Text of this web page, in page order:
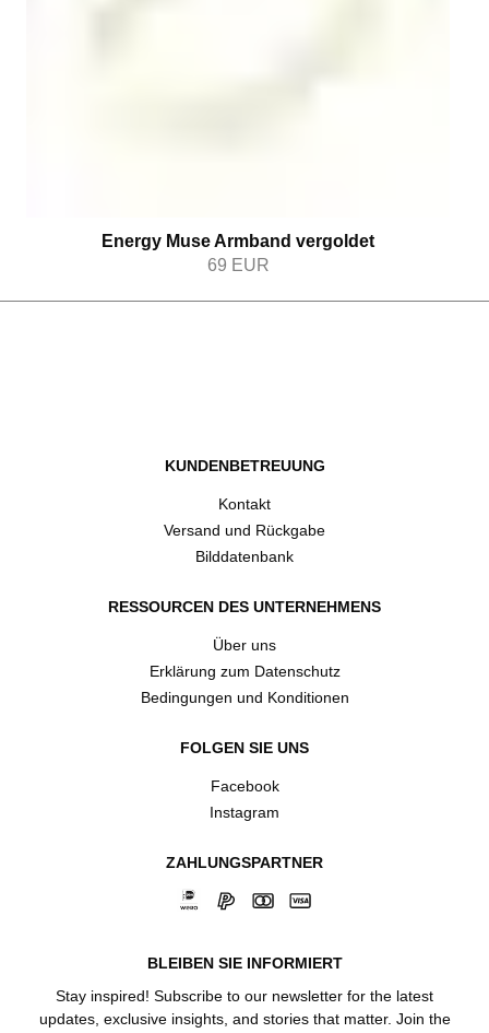
Energy Muse Armband vergoldet
69 EUR
KUNDENBETREUUNG
Kontakt
Versand und Rückgabe
Bilddatenbank
RESSOURCEN DES UNTERNEHMENS
Über uns
Erklärung zum Datenschutz
Bedingungen und Konditionen
FOLGEN SIE UNS
Facebook
Instagram
ZAHLUNGSPARTNER
BLEIBEN SIE INFORMIERT
Stay inspired! Subscribe to our newsletter for the latest
updates, exclusive insights, and stories that matter. Join the